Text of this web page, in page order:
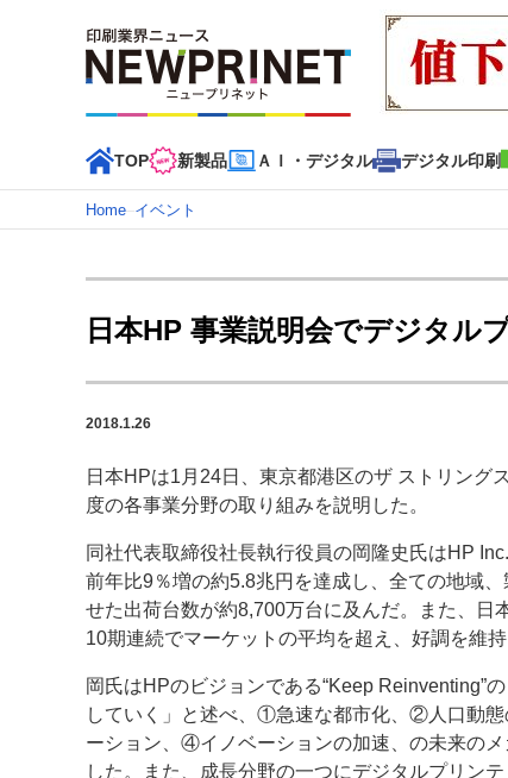
TOP 新製品 ＡＩ・デジタル デジタル印刷
インデックス
TOP 新着記事 特集記事 動画コンテ
カテゴリー一覧
新商品 新製品 ＡＩ・デジタル デジタル印刷
特集記事カテゴリー一覧
2022 見える化・MIS特集 特集・デジタル印刷 アイ
特集・デジタル印刷 ～ 新成長軌道を描く
案内
発刊案内 JFPI印刷用語集 印刷機材年鑑
運営
会社案内 購読・購入申し込み サイトポ
Home–イベント
日本HP 事業説明会でデジタル
2018.1.26
日本HPは1月24日、東京都港区のザ ストリング
度の各事業分野の取り組みを説明した。
同社代表取締役社長執行役員の岡隆史氏はHP
前年比9％増の約5.8兆円を達成し、全ての地域
せた出荷台数が約8,700万台に及んだ。また、日
10期連続でマーケットの平均を超え、好調を維持
岡氏はHPのビジョンである“Keep Reinventing”
していく」と述べ、①急速な都市化、②人口動
ーション、④イノベーションの加速、の未来の
した。また、成長分野の一つにデジタルプリン